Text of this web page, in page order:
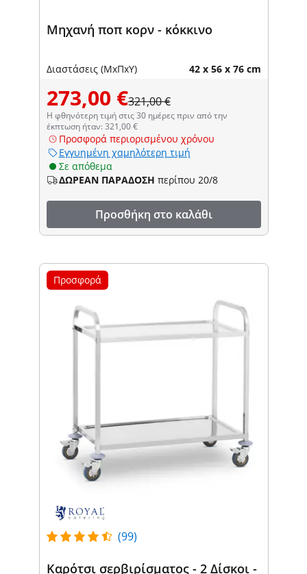
Μηχανή ποπ κορν - κόκκινο
Διαστάσεις (ΜxΠxΥ) 42 x 56 x 76 cm
273,00 €321,00 €
Η φθηνότερη τιμή στις 30 ημέρες πριν από την
έκπτωση ήταν: 321,00 €
Προσφορά περιορισμένου χρόνου
Εγγυημένη χαμηλότερη τιμή
Σε απόθεμα
ΔΩΡΕΑΝ ΠΑΡΑΔΟΣΗ περίπου 20/8
Προσθήκη στο καλάθι
Προσφορά
(99)
Καρότσι σερβιρίσματος - 2 Δίσκοι -